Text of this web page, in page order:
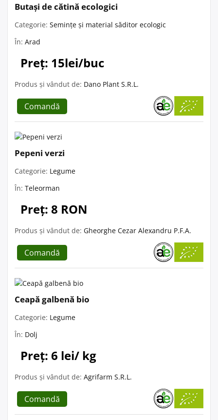
Butași de cătină ecologici
Categorie: Semințe și material săditor ecologic
În: Arad
Preț: 15lei/buc
Produs și vândut de: Dano Plant S.R.L.
Comandă
Pepeni verzi
Categorie: Legume
În: Teleorman
Preț: 8 RON
Produs și vândut de: Gheorghe Cezar Alexandru P.F.A.
Comandă
Ceapă galbenă bio
Categorie: Legume
În: Dolj
Preț: 6 lei/ kg
Produs și vândut de: Agrifarm S.R.L.
Comandă